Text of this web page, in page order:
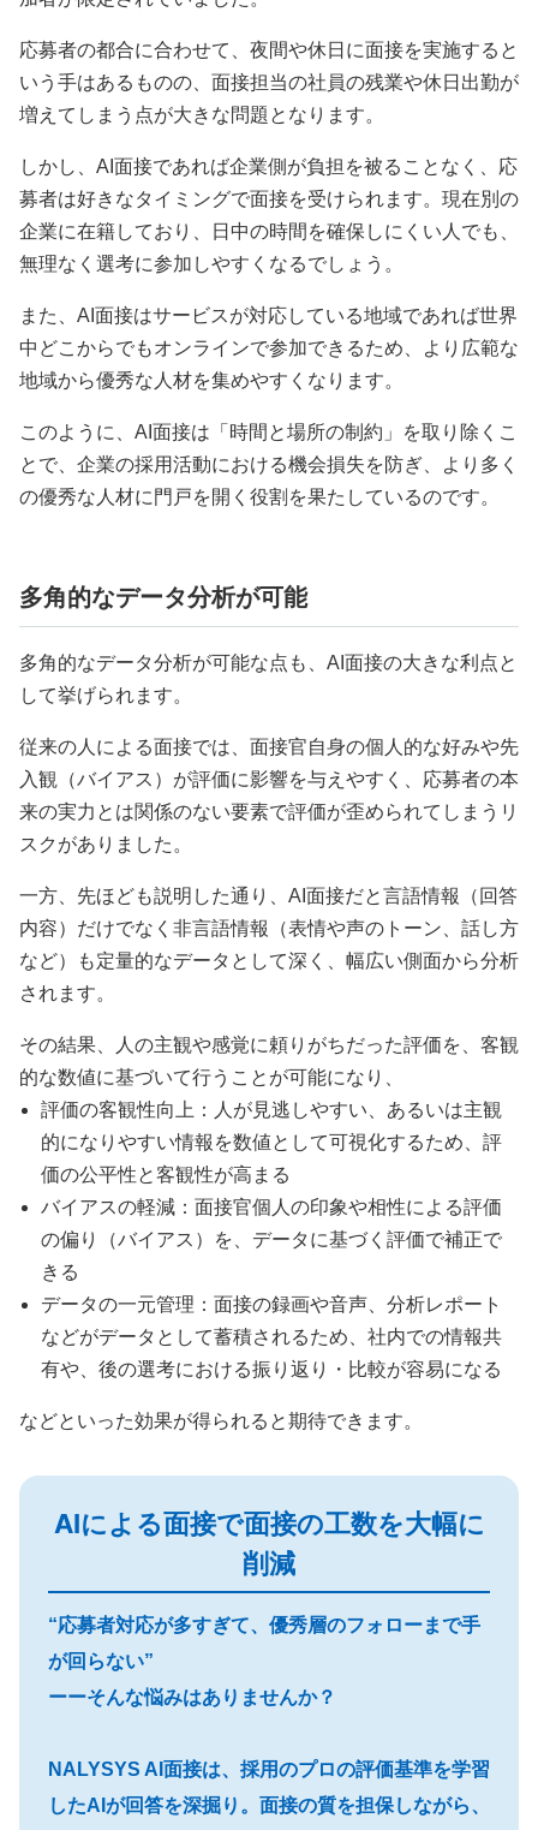
応募者の都合に合わせて、夜間や休日に面接を実施すると
いう手はあるものの、面接担当の社員の残業や休日出勤が
増えてしまう点が大きな問題となります。
しかし、AI面接であれば企業側が負担を被ることなく、応
募者は好きなタイミングで面接を受けられます。現在別の
企業に在籍しており、日中の時間を確保しにくい人でも、
無理なく選考に参加しやすくなるでしょう。
また、AI面接はサービスが対応している地域であれば世界
中どこからでもオンラインで参加できるため、より広範な
地域から優秀な人材を集めやすくなります。
このように、AI面接は「時間と場所の制約」を取り除くこ
とで、企業の採用活動における機会損失を防ぎ、より多く
の優秀な人材に門戸を開く役割を果たしているのです。
多角的なデータ分析が可能
多角的なデータ分析が可能な点も、AI面接の大きな利点と
して挙げられます。
従来の人による面接では、面接官自身の個人的な好みや先
入観（バイアス）が評価に影響を与えやすく、応募者の本
来の実力とは関係のない要素で評価が歪められてしまうリ
スクがありました。
一方、先ほども説明した通り、AI面接だと言語情報（回答
内容）だけでなく非言語情報（表情や声のトーン、話し方
など）も定量的なデータとして深く、幅広い側面から分析
されます。
その結果、人の主観や感覚に頼りがちだった評価を、客観
的な数値に基づいて行うことが可能になり、
評価の客観性向上：人が見逃しやすい、あるいは主観
的になりやすい情報を数値として可視化するため、評
価の公平性と客観性が高まる
バイアスの軽減：面接官個人の印象や相性による評価
の偏り（バイアス）を、データに基づく評価で補正で
きる
データの一元管理：面接の録画や音声、分析レポート
などがデータとして蓄積されるため、社内での情報共
有や、後の選考における振り返り・比較が容易になる
などといった効果が得られると期待できます。
AIによる面接で面接の工数を大幅に
削減
“応募者対応が多すぎて、優秀層のフォローまで手
が回らない”
ーーそんな悩みはありませんか？
NALYSYS AI面接は、採用のプロの評価基準を学習
したAIが回答を深掘り。面接の質を担保しながら、